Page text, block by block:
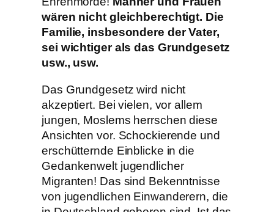
wären nicht gleichberechtigt. Die
Familie, insbesondere der Vater,
sei wichtiger als das Grundgesetz
usw., usw.
Das Grundgesetz wird nicht
akzeptiert. Bei vielen, vor allem
jungen, Moslems herrschen diese
Ansichten vor. Schockierende und
erschütternde Einblicke in die
Gedankenwelt jugendlicher
Migranten! Das sind Bekenntnisse
von jugendlichen Einwanderern, die